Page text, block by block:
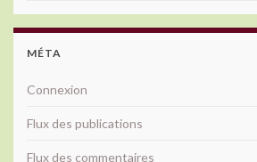
MÉTA
Connexion
Flux des publications
Flux des commentaires